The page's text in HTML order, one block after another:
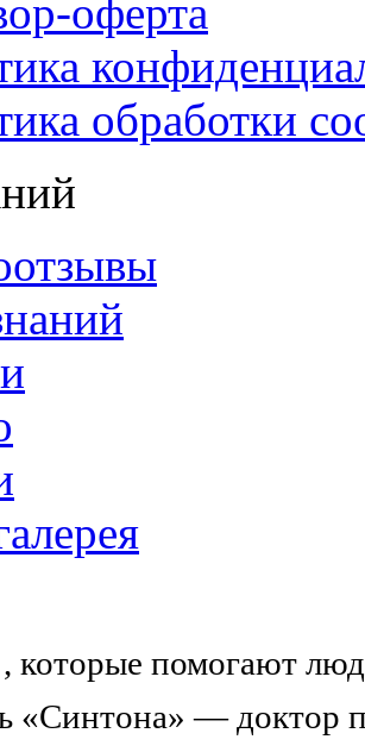
оферта
обработки
, которые помогают
«Синтона» — доктор